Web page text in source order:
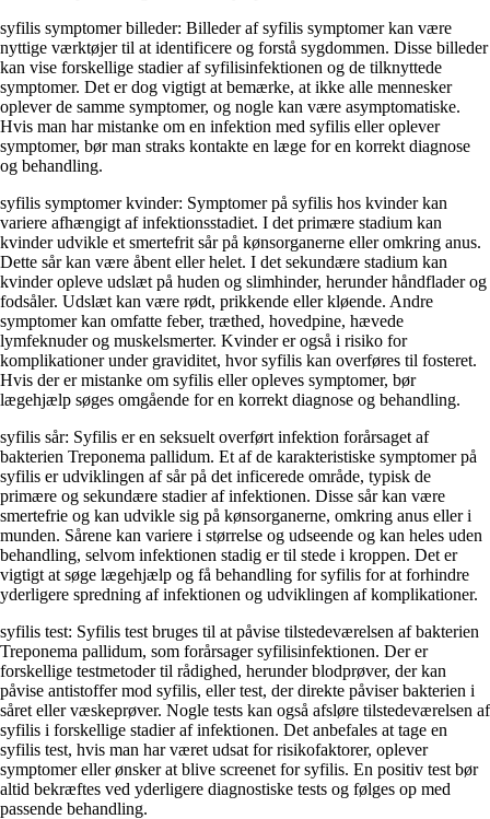
syfilis symptomer billeder: Billeder af syfilis symptomer kan være
nyttige værktøjer til at identificere og forstå sygdommen. Disse billeder
kan vise forskellige stadier af syfilisinfektionen og de tilknyttede
symptomer. Det er dog vigtigt at bemærke, at ikke alle mennesker
oplever de samme symptomer, og nogle kan være asymptomatiske.
Hvis man har mistanke om en infektion med syfilis eller oplever
symptomer, bør man straks kontakte en læge for en korrekt diagnose
og behandling.
syfilis symptomer kvinder: Symptomer på syfilis hos kvinder kan
variere afhængigt af infektionsstadiet. I det primære stadium kan
kvinder udvikle et smertefrit sår på kønsorganerne eller omkring anus.
Dette sår kan være åbent eller helet. I det sekundære stadium kan
kvinder opleve udslæt på huden og slimhinder, herunder håndflader og
fodsåler. Udslæt kan være rødt, prikkende eller kløende. Andre
symptomer kan omfatte feber, træthed, hovedpine, hævede
lymfeknuder og muskelsmerter. Kvinder er også i risiko for
komplikationer under graviditet, hvor syfilis kan overføres til fosteret.
Hvis der er mistanke om syfilis eller opleves symptomer, bør
lægehjælp søges omgående for en korrekt diagnose og behandling.
syfilis sår: Syfilis er en seksuelt overført infektion forårsaget af
bakterien Treponema pallidum. Et af de karakteristiske symptomer på
syfilis er udviklingen af sår på det inficerede område, typisk de
primære og sekundære stadier af infektionen. Disse sår kan være
smertefrie og kan udvikle sig på kønsorganerne, omkring anus eller i
munden. Sårene kan variere i størrelse og udseende og kan heles uden
behandling, selvom infektionen stadig er til stede i kroppen. Det er
vigtigt at søge lægehjælp og få behandling for syfilis for at forhindre
yderligere spredning af infektionen og udviklingen af komplikationer.
syfilis test: Syfilis test bruges til at påvise tilstedeværelsen af bakterien
Treponema pallidum, som forårsager syfilisinfektionen. Der er
forskellige testmetoder til rådighed, herunder blodprøver, der kan
påvise antistoffer mod syfilis, eller test, der direkte påviser bakterien i
såret eller væskeprøver. Nogle tests kan også afsløre tilstedeværelsen af
syfilis i forskellige stadier af infektionen. Det anbefales at tage en
syfilis test, hvis man har været udsat for risikofaktorer, oplever
symptomer eller ønsker at blive screenet for syfilis. En positiv test bør
altid bekræftes ved yderligere diagnostiske tests og følges op med
passende behandling.